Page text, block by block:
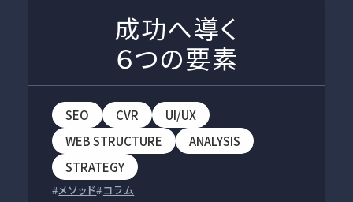
成功へ導く
６つの要素
SEO CVR
UI/UX
WEB STRUCTURE
ANALYSIS
STRATEGY
メソッド コラム